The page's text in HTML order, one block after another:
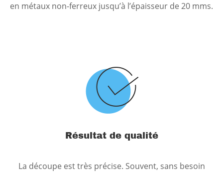
en métaux non-ferreux jusqu’à l’épaisseur de 20 mms.
Résultat de qualité
La découpe est très précise. Souvent, sans besoin